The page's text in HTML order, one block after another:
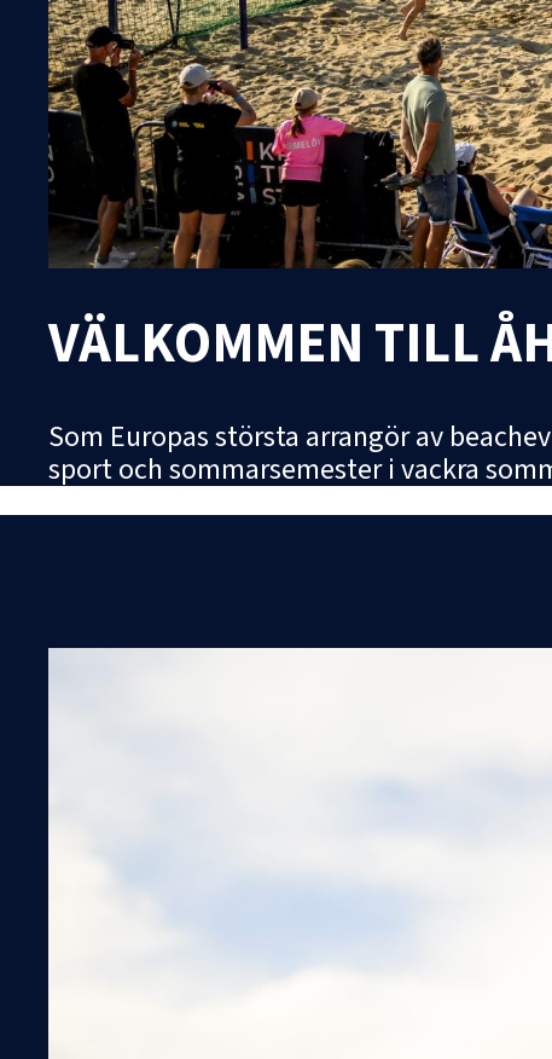
VÄLKOMMEN TILL
Som Europas största arrangör av
sport och sommarsemester i vackra